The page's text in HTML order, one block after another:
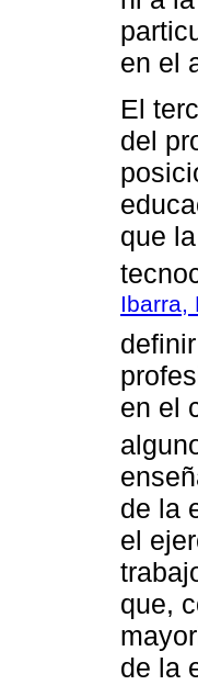
en el
El
del
que
Ibarra,
en el
de la
el
que,
de la